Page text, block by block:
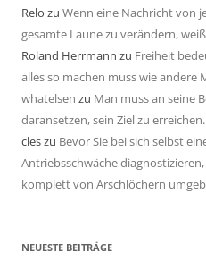
Relo zu Wenn eine Nachricht von
gesamte Laune zu verändern,
Roland Herrmann zu Freiheit
alles so machen muss wie andere
whatelsen zu Man muss an seine
daransetzen, sein Ziel zu erreichen.
cleszu Bevor Sie bei sich selbst
Antriebsschwäche
komplett von Arschlöchern
NEUESTE BEITRÄGE